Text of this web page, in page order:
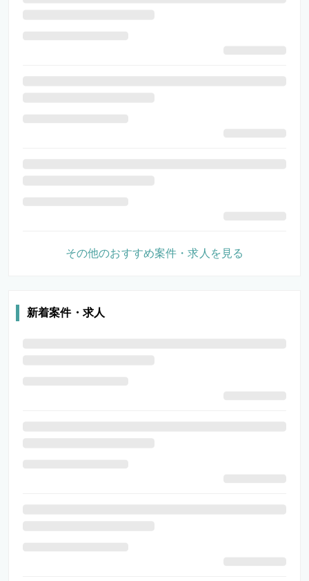
その他のおすすめ案件・求人を見る
新着案件・求人